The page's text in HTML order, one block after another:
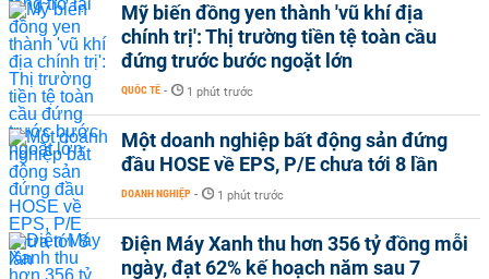
Mỹ biến đồng yen thành 'vũ khí địa
chính trị': Thị trường tiền tệ toàn cầu
đứng trước bước ngoặt lớn
QUỐC TẾ - 1 phút trước
Một doanh nghiệp bất động sản đứng
đầu HOSE về EPS, P/E chưa tới 8 lần
DOANH NGHIỆP - 1 phút trước
Điện Máy Xanh thu hơn 356 tỷ đồng mỗi
ngày, đạt 62% kế hoạch năm sau 7